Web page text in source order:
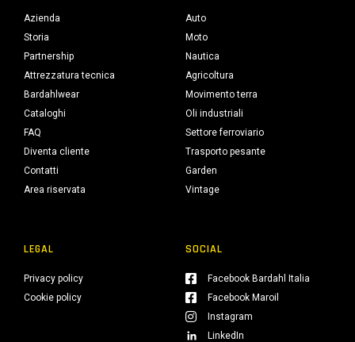
Azienda
Storia
Partnership
Attrezzatura tecnica
Bardahlwear
Cataloghi
FAQ
Diventa cliente
Contatti
Area riservata
Auto
Moto
Nautica
Agricoltura
Movimento terra
Oli industriali
Settore ferroviario
Trasporto pesante
Garden
Vintage
LEGAL
Privacy policy
Cookie policy
SOCIAL
Facebook Bardahl Italia
Facebook Maroil
Instagram
LinkedIn